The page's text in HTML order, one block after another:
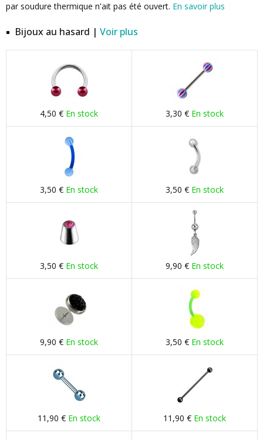
par soudure thermique n'ait pas été ouvert. En savoir plus
Bijoux au hasard | Voir plus
4,50 € En stock 3,30 € En stock
3,50 € En stock 3,50 € En stock
3,50 € En stock 9,90 € En stock
9,90 € En stock 3,50 € En stock
11,90 € En stock 11,90 € En stock